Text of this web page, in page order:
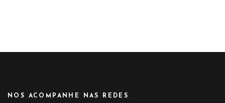
NOS ACOMPANHE NAS REDES